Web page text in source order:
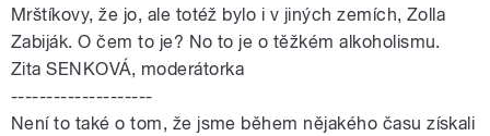
Mrštíkovy, že jo, ale totéž bylo i v jiných zemích, Zolla
Zabiják. O čem to je? No to je o těžkém alkoholismu.
Zita SENKOVÁ, moderátorka
--------------------
Není to také o tom, že jsme během nějakého času získali